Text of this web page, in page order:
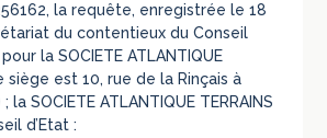
la requête, enregistrée le 18
du contentieux du Conseil
la SOCIETE ATLANTIQUE
siège est 10, rue de la Rinçais à
la SOCIETE ATLANTIQUE TERRAINS
d’Etat :